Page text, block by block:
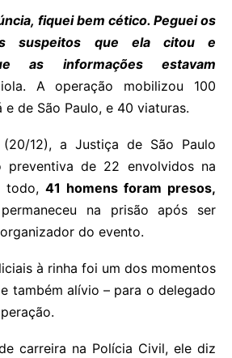
fiquei bem cético. Peguei os
suspeitos que ela citou e
as informações estavam
A operação mobilizou 100
e de São Paulo, e 40 viaturas.
12), a Justiça de São Paulo
preventiva de 22 envolvidos na
todo, 41 homens foram presos,
na prisão após ser
do evento.
à rinha foi um dos momentos
também alívio – para o delegado
carreira na Polícia Civil, ele diz